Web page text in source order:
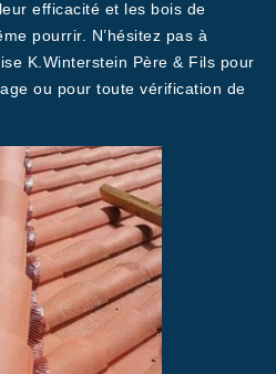
efficacité et les bois de
pourrir. N’hésitez pas à
K.Winterstein Père & Fils pour
ou pour toute vérification de